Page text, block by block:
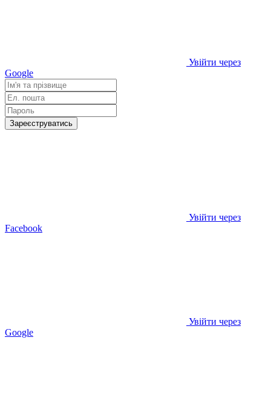
Увійти через
Google
Зареєструватись
Увійти через
Facebook
Увійти через
Google